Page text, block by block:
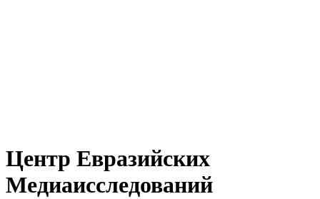
Центр Евразийских
Медиаисследований